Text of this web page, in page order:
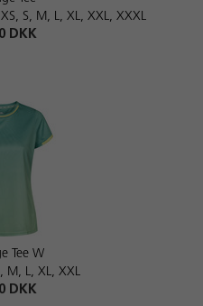
S, M, L, XL, XXL, XXXL
DKK
Tee W
M, L, XL, XXL
DKK